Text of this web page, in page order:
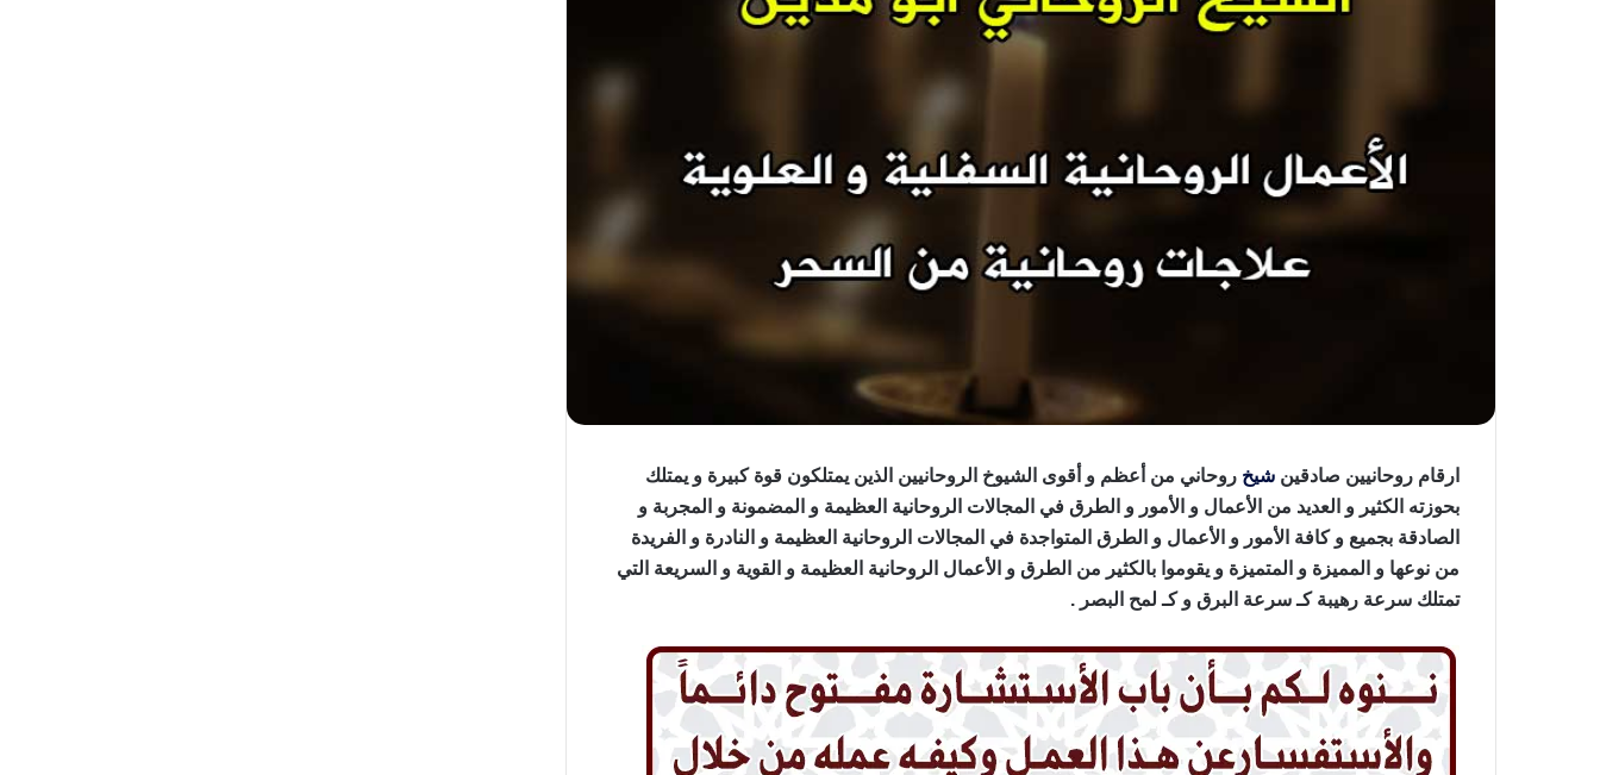
ارقام روحانيين صادقين شيخ روحاني من أعظم و أقوى الشيوخ الروحانيين الذين يمتلكون قوة كبيرة و يمتلك
بحوزته الكثير و العديد من الأعمال و الأمور و الطرق في المجالات الروحانية العظيمة و المضمونة و المجربة و
الصادقة بجميع و كافة الأمور و الأعمال و الطرق المتواجدة في المجالات الروحانية العظيمة و النادرة و الفريدة
من نوعها و المميزة و المتميزة و يقوموا بالكثير من الطرق و الأعمال الروحانية العظيمة و القوية و السريعة التي
تمتلك سرعة رهيبة كـ سرعة البرق و كـ لمح البصر .